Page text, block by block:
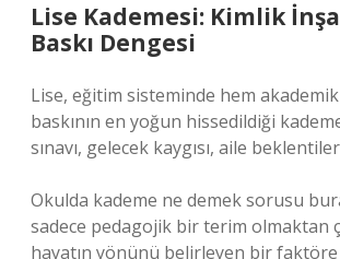
Lise Kademesi: Kimlik
Baskı Dengesi
Lise, eğitim sisteminde hem
baskının en yoğun hissedildiği
sınavı, gelecek kaygısı, aile
Okulda kademe ne demek sorusu
sadece pedagojik bir terim olmaktan
hayatın yönünü belirleyen bir